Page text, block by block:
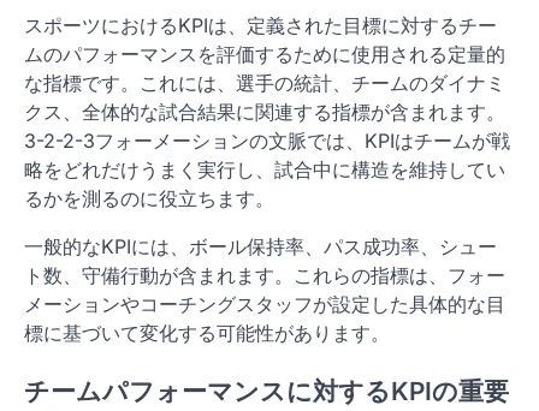
スポーツにおけるKPIは、定義された目標に対するチー
ムのパフォーマンスを評価するために使用される定量的
な指標です。これには、選手の統計、チームのダイナミ
クス、全体的な試合結果に関連する指標が含まれます。
3-2-2-3フォーメーションの文脈では、KPIはチームが戦
略をどれだけうまく実行し、試合中に構造を維持してい
るかを測るのに役立ちます。
一般的なKPIには、ボール保持率、パス成功率、シュー
ト数、守備行動が含まれます。これらの指標は、フォー
メーションやコーチングスタッフが設定した具体的な目
標に基づいて変化する可能性があります。
チームパフォーマンスに対するKPIの重要